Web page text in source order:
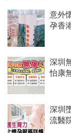
意外
孕香
深圳
怡康
深圳
流醫